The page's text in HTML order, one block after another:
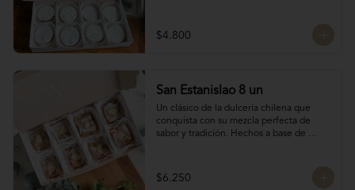
$4.800
San Estanislao 8 un
Un clásico de la dulcería chilena que
conquista con su mezcla perfecta de
sabor y tradición. Hechos a base de
cada San Estanislao guarda ese toque
casero y especial que solo ella sabe dar.
$6.250